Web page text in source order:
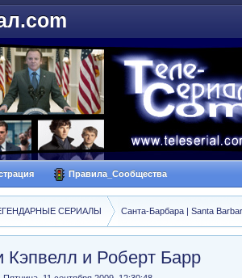
Правила_Сообщества
СЕРИАЛЫ Санта-Барбара | Santa
Кэпвелл и Роберт Барр